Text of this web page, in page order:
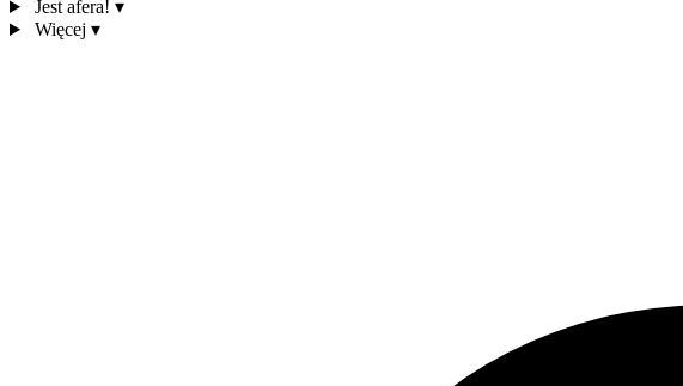
Jest afera! ▾
Więcej ▾